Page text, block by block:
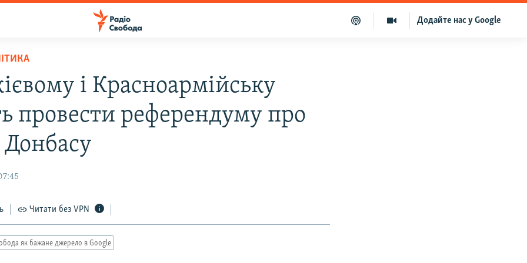
Додайте нас у Google
і Красноармійську
провести референдуму про
Донбасу
Читати без VPN
як бажане джерело в Google